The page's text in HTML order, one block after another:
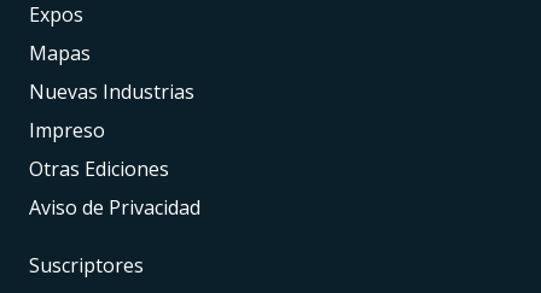
Expos
Mapas
Nuevas Industrias
Impreso
Otras Ediciones
Aviso de Privacidad
Suscriptores